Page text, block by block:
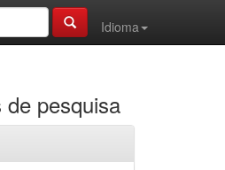
Idioma
pesquisa